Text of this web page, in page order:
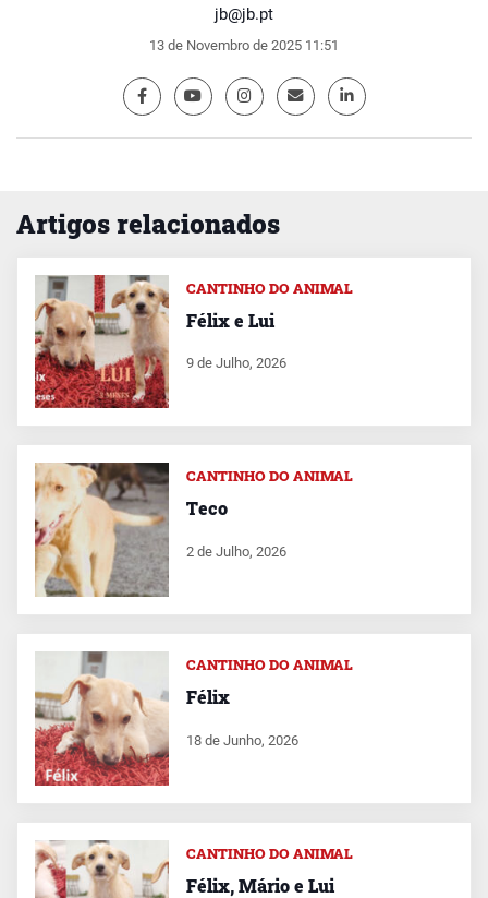
jb@jb.pt
13 de Novembro de 2025 11:51
Artigos relacionados
CANTINHO DO ANIMAL
Félix e Lui
9 de Julho, 2026
CANTINHO DO ANIMAL
Teco
2 de Julho, 2026
CANTINHO DO ANIMAL
Félix
18 de Junho, 2026
CANTINHO DO ANIMAL
Félix, Mário e Lui